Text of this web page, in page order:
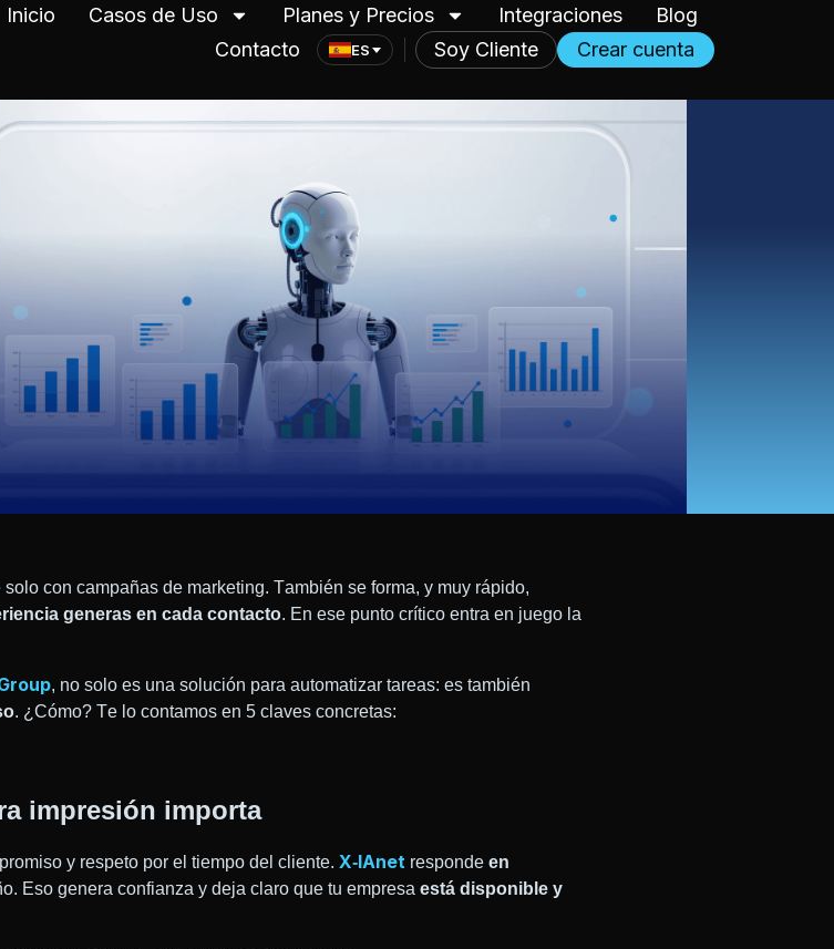
Inicio Casos de Uso Planes y Precios Integraciones
Blog
Contacto
ES Soy Cliente Crear cuenta
con campañas de marketing. También se forma, y muy rápido,
generas en cada contacto. En ese punto crítico entra en juego la
, no solo es una solución para automatizar tareas: es también
. ¿Cómo? Te lo contamos en 5 claves concretas:
impresión importa
y respeto por el tiempo del cliente. X‑IAnet responde en
Eso genera confianza y deja claro que tu empresa está disponible y